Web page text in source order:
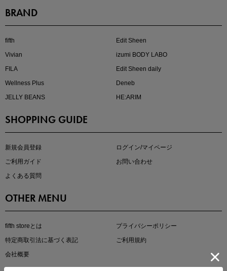
大人の着映えアイテム5選
マストバイアイテム
BRAND
fifth
Edit Sheen
Vivian
izumi BODY LABO
FILA
Edit Sheen daily
Wellness Plus
Deneb
JELLY BEANS
HE:ARIM
SHOPPING GUIDE
新規会員登録
ログイン/マイページ
ご利用ガイド
お問い合わせ
よくある質問
OTHER MENU
fifth storeとは
プライバシーポリシー
特定商取引法に基づく表記
ご利用規約
会社概要